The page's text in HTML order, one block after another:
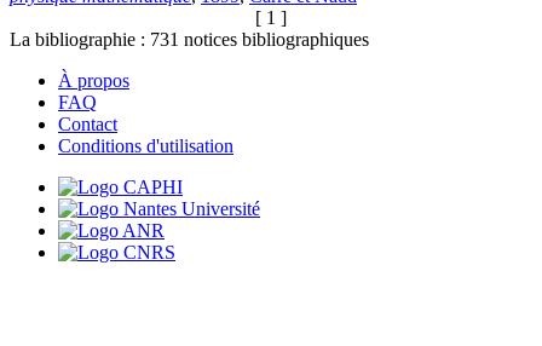
[ 1 ]
La bibliographie : 731 notices bibliographiques
À propos
FAQ
Contact
Conditions d'utilisation